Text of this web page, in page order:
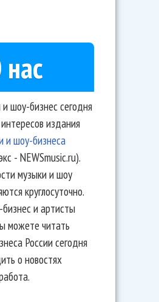
шоу-бизнес сегодня
издания
и шоу-бизнеса
- NEWSmusic.ru).
музыки и шоу
круглосуточно.
и артисты
можете читать
России сегодня
о новостях